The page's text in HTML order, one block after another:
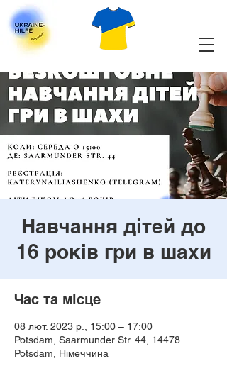
Навчання дітей до
16 років гри в шахи
Час та місце
08 лют. 2023 р., 15:00 – 17:00
Potsdam, Saarmunder Str. 44, 14478
Potsdam, Німеччина